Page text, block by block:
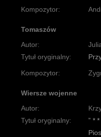
Kompozytor:
Tomaszów
Autor:
Tytuł oryginalny:
Kompozytor:
Wiersze wojenne
Autor:
Tytuł oryginalny:
” *